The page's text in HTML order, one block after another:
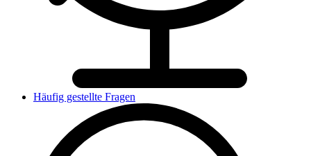
Häufig gestellte Fragen